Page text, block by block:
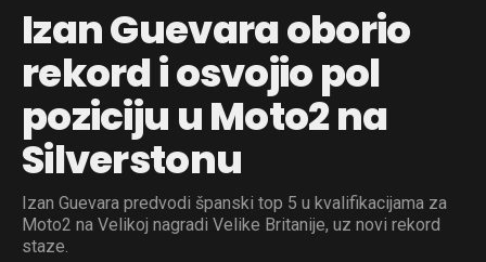
Izan Guevara oborio
rekord i osvojio pol
poziciju u Moto2 na
Silverstonu
Izan Guevara predvodi španski top 5 u kvalifikacijama za
Moto2 na Velikoj nagradi Velike Britanije, uz novi rekord
staze.